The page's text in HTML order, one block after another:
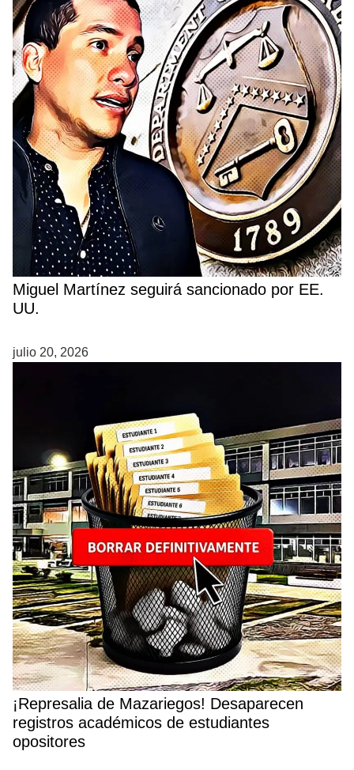
Miguel Martínez seguirá sancionado por EE.
UU.
julio 20, 2026
¡Represalia de Mazariegos! Desaparecen
registros académicos de estudiantes
opositores